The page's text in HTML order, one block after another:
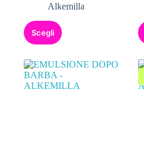
Alkemilla
Scegli